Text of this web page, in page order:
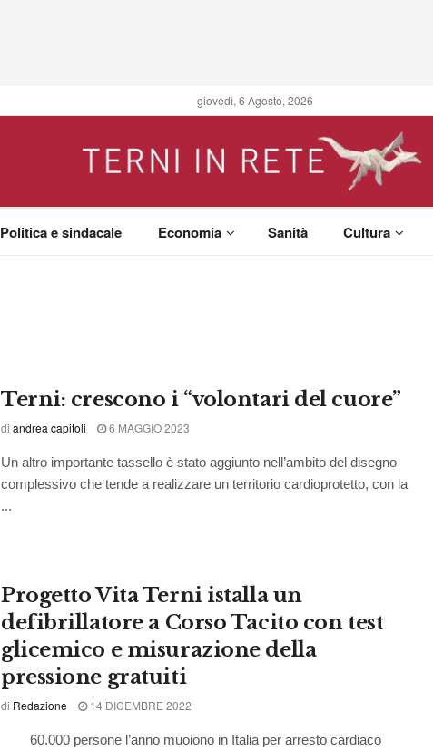
giovedì, 6 Agosto, 2026
Politica e sindacale Economia Sanità Cultura
Terni: crescono i “volontari del cuore”
di andrea capitoli 6 MAGGIO 2023
Un altro importante tassello è stato aggiunto nell’ambito del disegno
complessivo che tende a realizzare un territorio cardioprotetto, con la
...
Progetto Vita Terni istalla un
defibrillatore a Corso Tacito con test
glicemico e misurazione della
pressione gratuiti
di Redazione 14 DICEMBRE 2022
60.000 persone l’anno muoiono in Italia per arresto cardiaco